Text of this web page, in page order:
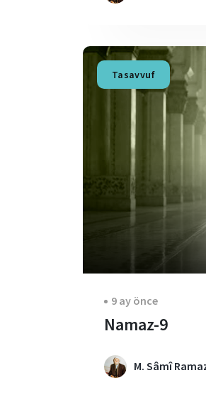
Tasavvuf
9 ay önce
Namaz-9
M. Sâmî